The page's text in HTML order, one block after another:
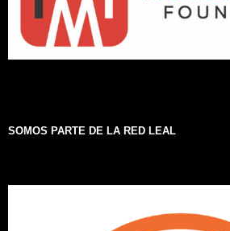
SOMOS PARTE DE LA RED LEAL